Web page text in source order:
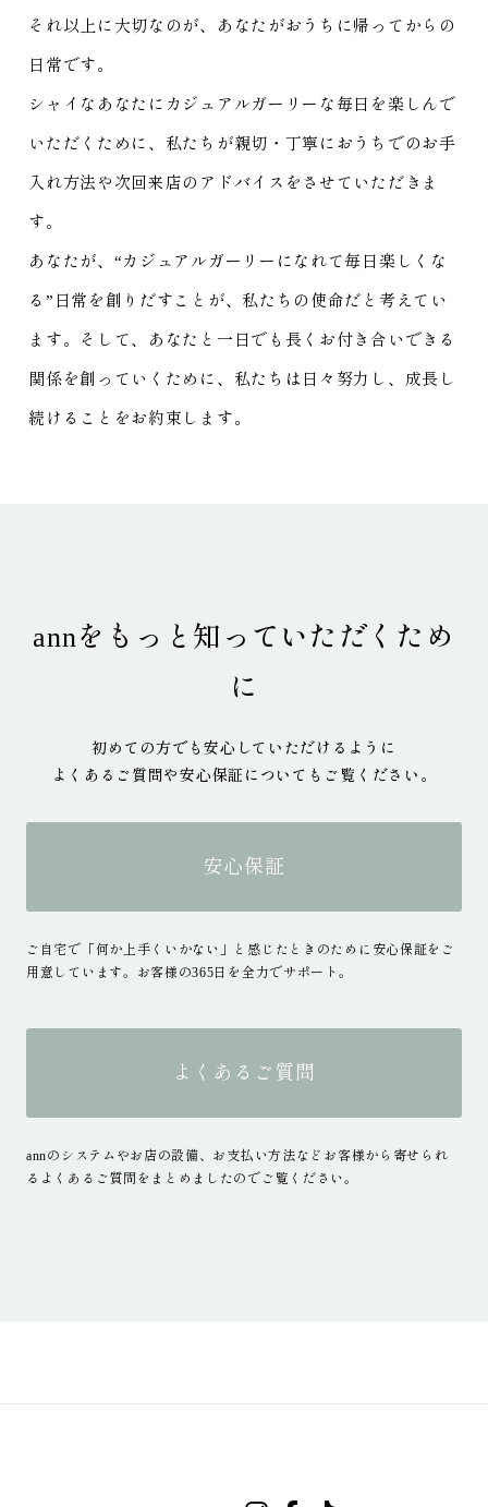
それ以上に大切なのが、あなたがおうちに帰ってからの
日常です。
シャイなあなたにカジュアルガーリーな毎日を楽しんで
いただくために、私たちが親切・丁寧におうちでのお手
入れ方法や次回来店のアドバイスをさせていただきま
す。
あなたが、“カジュアルガーリーになれて毎日楽しくな
る”日常を創りだすことが、私たちの使命だと考えてい
ます。そして、あなたと一日でも長くお付き合いできる
関係を創っていくために、私たちは日々努力し、成長し
続けることをお約束します。
annをもっと知っていただくため
に
初めての方でも安心していただけるように
よくあるご質問や安心保証についてもご覧ください。
安心保証
ご自宅で「何か上手くいかない」と感じたときのために安心保証をご
用意しています。お客様の365日を全力でサポート。
よくあるご質問
annのシステムやお店の設備、お支払い方法などお客様から寄せられ
るよくあるご質問をまとめましたのでご覧ください。